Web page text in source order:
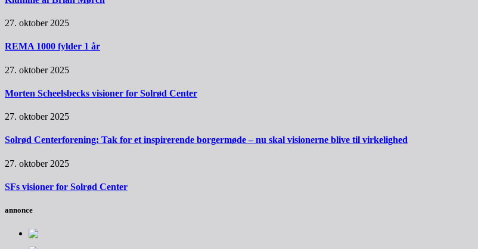
27. oktober 2025
REMA 1000 fylder 1 år
27. oktober 2025
Morten Scheelsbecks visioner for Solrød Center
27. oktober 2025
Solrød Centerforening: Tak for et inspirerende borgermøde – nu skal visionerne blive til virkelighed
27. oktober 2025
SFs visioner for Solrød Center
annonce